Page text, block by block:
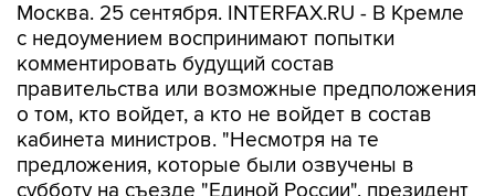
Москва. 25 сентября. INTERFAX.RU - В Кремле
с недоумением воспринимают попытки
комментировать будущий состав
правительства или возможные предположения
о том, кто войдет, а кто не войдет в состав
кабинета министров. "Несмотря на те
предложения, которые были озвучены в